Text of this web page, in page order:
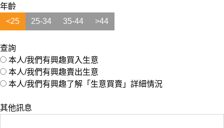
年齡
<25
25-34 35-44 >44
查詢
本人/我們有興趣買入生意
本人/我們有興趣賣出生意
本人/我們有興趣了解「生意買賣」詳細情況
其他訊息